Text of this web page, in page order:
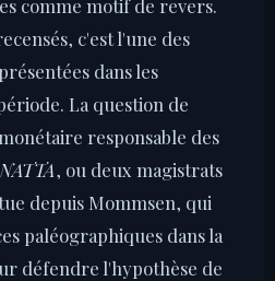
comme motif de revers.
c'est l'une des
dans les
La question de
responsable des
NATTA, ou deux magistrats
depuis Mommsen, qui
paléographiques dans la
défendre l'hypothèse de